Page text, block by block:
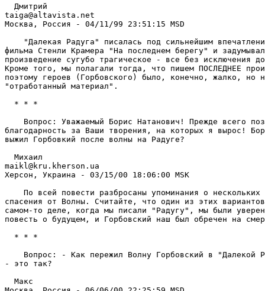
  Дмитрий
taiga@altavista.net
Москва, Россия - 04/11/99 23:51:15 MSD
"Далекая Радуга" писалась под сильнейшим
фильма Стенли Крамера "На последнем берегу" и
произведение сугубо трагическое - все без исключения
Кроме того, мы полагали тогда, что пишем ПОСЛЕДНЕЕ
поэтому героев (Горбовского) было, конечно, жалко,
"отработанный материал".
  * * *
Вопрос: Уважаемый Борис Hатанович! Прежде всего
благодарность за Ваши творения, на которых я вырос!
выжил Горбовкий после волны на Радуге?
  Михаил
maikl@kru.kherson.ua
Херсон, Украина - 03/15/00 18:06:00 MSK
По всей повести разбросаны упоминания о нескольких
спасения от Волны. Считайте, что один из этих
самом-то деле, когда мы писали "Радугу", мы были
повесть о будущем, и Горбовский наш был обречен на
  * * *
Вопрос: - Как пережил Волну Горбовский в "Далекой
- это так?
  Макс